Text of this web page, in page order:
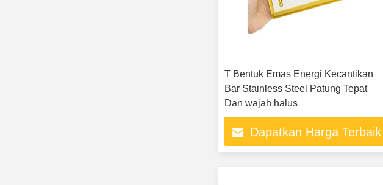
T Bentuk Emas Energi Kecantikan
Bar Stainless Steel Patung Tepat
Dan wajah halus
Dapatkan Harga Terbaik